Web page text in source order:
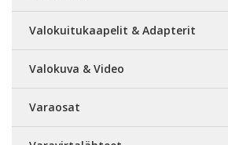
Valokuitukaapelit & Adapterit
Valokuva & Video
Varaosat